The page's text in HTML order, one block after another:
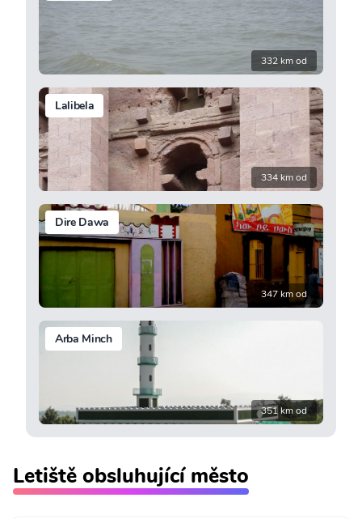
332 km od
Lalibela
334 km od
Dire Dawa
347 km od
Arba Minch
351 km od
Letiště obsluhující město